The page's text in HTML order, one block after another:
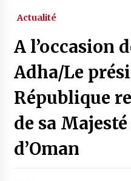
Magie de
4 ans ago
Oum el Gaïla
4 ans ago
Actualité
A l’occasion
Adha/Le
République
de sa
d’Oman